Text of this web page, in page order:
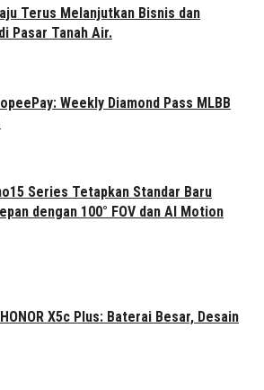
Terus Melanjutkan Bisnis dan
Pasar Tanah Air.
Weekly Diamond Pass MLBB
Series Tetapkan Standar Baru
dengan 100° FOV dan AI Motion
X5c Plus: Baterai Besar, Desain